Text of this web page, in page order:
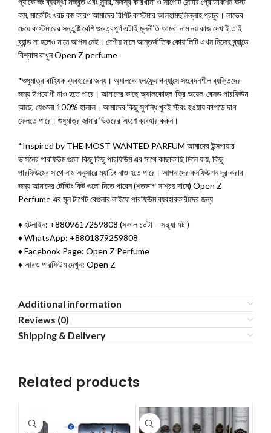
কম, মার্কেটিং খরচ কম কারণ আমাদের রিপিট কাস্টমার আলহামদুলিল্লাহ প্রচুর। লাভের
চেয়ে কাস্টমারের সন্তুষ্টি বেশি গুরুত্বপূর্ণ এটাই মূলনীতি আমরা নাম নয় কাজ দেখাই তাই
ব্র্যান্ড না হলেও মানে আপস নেই। দেশীয় মানে আন্তর্জাতিক কোয়ালিটি এখন নিজের ব্র্যান্ডে
বিশ্বাস রাখুন Open Z perfume
*শুধুমাত্র বাহ্যিক ব্যবহারের জন্য। অ্যালকোহল/ফ্র্যাগন্যান্সে সংবেদনশীল ব্যক্তিদের
জন্য উপযোগী নাও হতে পারে। আমাদের কাছে অ্যালকোহল-ফ্রি অয়েল-বেসড পারফিউম
আছে, যেগুলো 100% হালাল। আমাদের কিছু সুগন্ধি খুবই স্ট্রং হওয়ায় কাপড়ে দাগ
ফেলতে পারে। শুধুমাত্র জামার ভিতরের অংশে ব্যবহার করুন।
*Inspired by THE MOST WANTED PARFUM আমাদের ইন্সপায়ার
ভার্সনের পারফিউম গুলো কিছু কিছু পারফিউম এর সাথে কাছাকাছি মিলে যায়, কিছু
পারফিউমের সাথে নাম অনুসারে ম্যাচিং নাও হতে পারে। আপনাদের কনফিউশন দূর করার
জন্য আমাদের টেস্টিং কিট গুলো নিতে পারেন (শতভাগ সাশ্রয় দামে) Open Z
Perfume এর মূল টার্গেট রেগুলার লাইফে পারফিউম ব্যবহারকারীদের জন্য
♦ হটলাইন: +8809617259808 (সকাল ১০টা – সন্ধ্যা ৭টা)
♦ WhatsApp: +8801879259808
♦ Facebook Page: Open Z Perfume
♦ আরও পারফিউম দেখুন: Open Z
Additional information
Reviews (0)
Shipping & Delivery
Related products